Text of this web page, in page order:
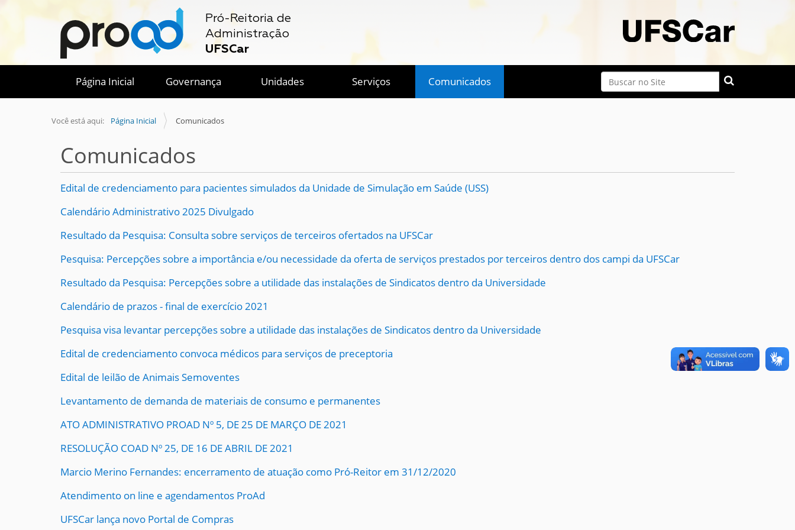
Pró-Reitoria de
Administração
UFSCar
Busca
Busca Avançada…
Página Inicial Governança Unidades Serviços Comunicados
Você está aqui: Página Inicial Comunicados
Comunicados
Edital de credenciamento para pacientes simulados da Unidade de Simulação em Saúde (USS)
Calendário Administrativo 2025 Divulgado
Resultado da Pesquisa: Consulta sobre serviços de terceiros ofertados na UFSCar
Pesquisa: Percepções sobre a importância e/ou necessidade da oferta de serviços prestados por terceiros dentro dos campi da UFSCar
Resultado da Pesquisa: Percepções sobre a utilidade das instalações de Sindicatos dentro da Universidade
Calendário de prazos - final de exercício 2021
Pesquisa visa levantar percepções sobre a utilidade das instalações de Sindicatos dentro da Universidade
Edital de credenciamento convoca médicos para serviços de preceptoria
Edital de leilão de Animais Semoventes
Levantamento de demanda de materiais de consumo e permanentes
ATO ADMINISTRATIVO PROAD Nº 5, DE 25 DE MARÇO DE 2021
RESOLUÇÃO COAD Nº 25, DE 16 DE ABRIL DE 2021
Marcio Merino Fernandes: encerramento de atuação como Pró-Reitor em 31/12/2020
Atendimento on line e agendamentos ProAd
UFSCar lança novo Portal de Compras